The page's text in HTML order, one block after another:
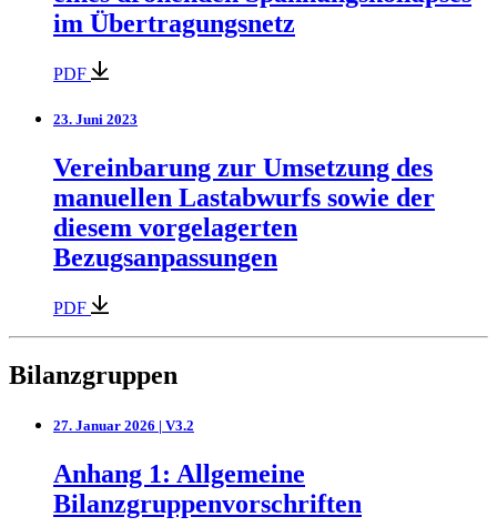
im Übertragungsnetz
PDF
23. Juni 2023
Vereinbarung zur Umsetzung des
manuellen Lastabwurfs sowie der
diesem vorgelagerten
Bezugsanpassungen
PDF
Bilanzgruppen
27. Januar 2026 | V3.2
Anhang 1: Allgemeine
Bilanzgruppenvorschriften